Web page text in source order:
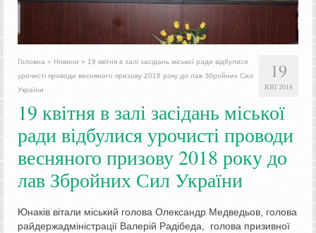
19
КВІ 2018
Головна » Новини » 19 квітня в залі засідань міської ради відбулися
урочисті проводи весняного призову 2018 року до лав Збройних Сил
України
19 квітня в залі засідань міської
ради відбулися урочисті проводи
весняного призову 2018 року до
лав Збройних Сил України
Юнаків вітали міський голова Олександр Медведьов, голова
райдержадміністрації Валерій Радібеда, голова призивної